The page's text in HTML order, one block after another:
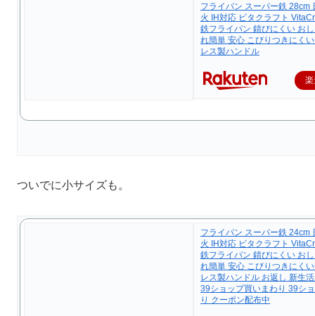
フライパン スーパー鉄 28cm
火 IH対応 ビタクラフト
鉄フライパン 錆びにくい お
れ簡単 安心 こびりつきにく
レス製ハンドル
ついでに小サイズも。
フライパン スーパー鉄 24cm
火 IH対応 ビタクラフト
鉄フライパン 錆びにくい お
れ簡単 安心 こびりつきにく
レス製ハンドル お返し 新生
39ショップ買いまわり 39シ
り クーポン配布中